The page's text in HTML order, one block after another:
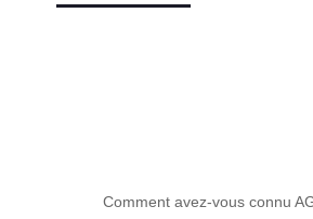
Comment avez-vous connu